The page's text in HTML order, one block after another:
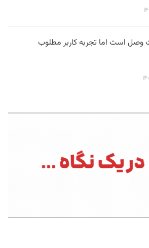
وصل است اما تجربه کاربر مطلوب